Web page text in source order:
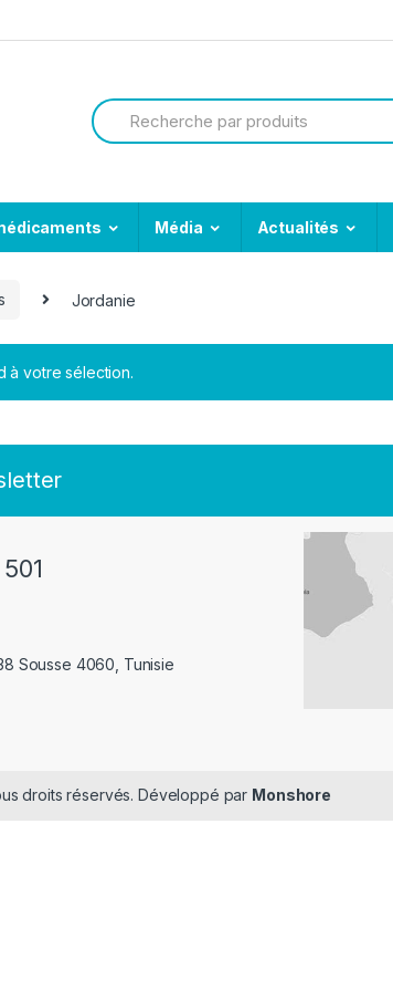
Search
for:
Média Actualités
Jordanie
à votre sélection.
Sousse 4060, Tunisie
droits réservés. Développé par Monshore